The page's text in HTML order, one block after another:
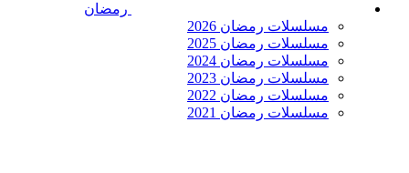
رمضان
مسلسلات رمضان 2026
مسلسلات رمضان 2025
مسلسلات رمضان 2024
مسلسلات رمضان 2023
مسلسلات رمضان 2022
مسلسلات رمضان 2021